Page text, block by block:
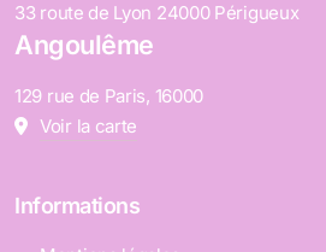
33 route de Lyon 24000 Périgueux
Angoulême
129 rue de Paris, 16000
Voir la carte
Informations